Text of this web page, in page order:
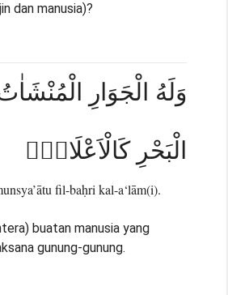
dan manusia)?
وَلَهُ الْجَوَارِ
الْبَحْرِ كَالْاَعْلَامِۚ
fil-baḥri kal-a‘lām(i).
buatan manusia yang
gunung-gunung.